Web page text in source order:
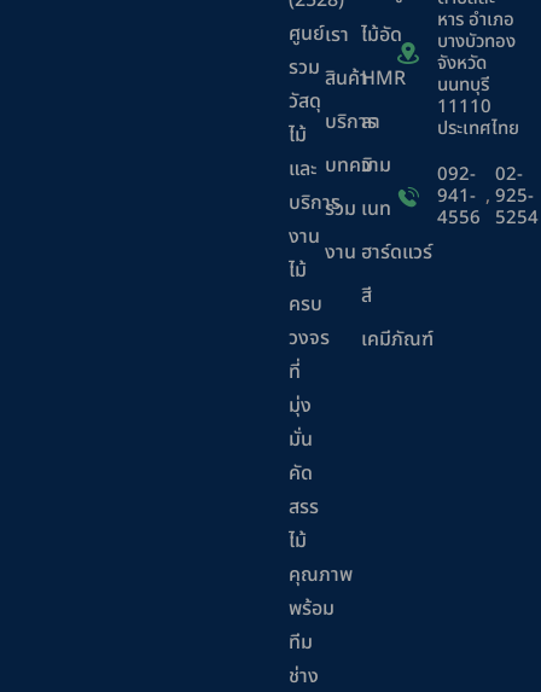
ศูนย์
รวม
วัสดุ
ไม้
และ
บริการ
งาน
ไม้
ครบ
วงจร
ที่
มุ่ง
มั่น
คัด
สรร
ไม้
คุณภาพ
พร้อม
ทีม
ช่าง
เรา
สินค้า
บริการ
บทความ
ร่วม
งาน
ไม้อัด
HMR
ลา
มิ
เนท
ฮาร์ดแวร์
สี
เคมีภัณฑ์
หาร อำเภอ
บางบัวทอง
จังหวัด
นนทบุรี
11110
ประเทศไทย
092-
941-
4556
,
02-
925-
5254